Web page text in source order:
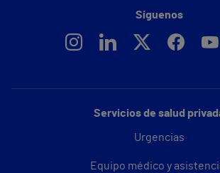
Servicios de salud
Urgencias
Equipo médico y
Síguenos